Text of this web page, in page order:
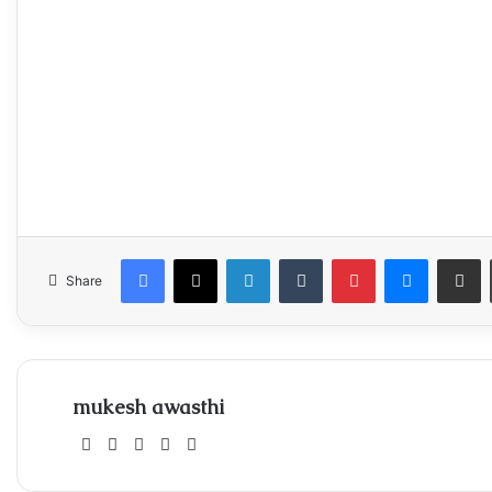
Share
Facebook
X LinkedInTumblr Pinterest
mukesh awasthi
WebsiteFacebook
X Instagram